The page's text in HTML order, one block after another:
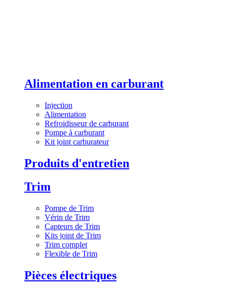
Alimentation en carburant
Injection
Alimentation
Refroidisseur de carburant
Pompe à carburant
Kit joint carburateur
Produits d'entretien
Trim
Pompe de Trim
Vérin de Trim
Capteurs de Trim
Kits joint de Trim
Trim complet
Flexible de Trim
Pièces électriques